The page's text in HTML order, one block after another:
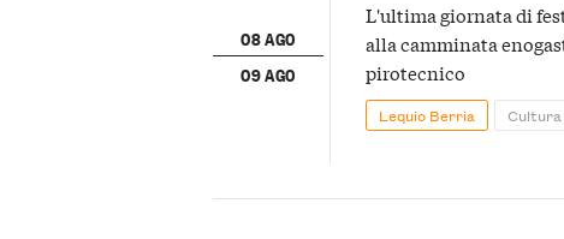
08 AGO
09 AGO
L'ultima giornata di
alla camminata
pirotecnico
Lequio Berria Cultura